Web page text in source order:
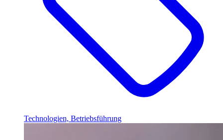
Technologien, Betriebsführung